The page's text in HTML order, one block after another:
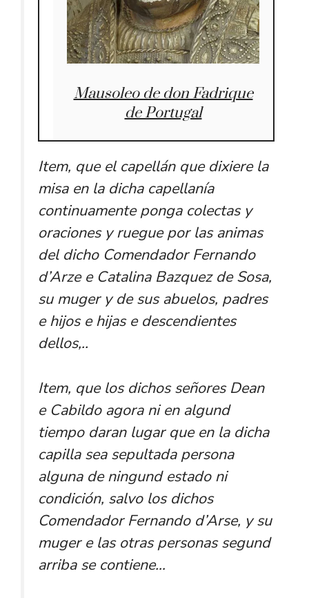
Mausoleo de don Fadrique
de Portugal
Item, que el capellán que dixiere la
misa en la dicha capellanía
continuamente ponga colectas y
oraciones y ruegue por las animas
del dicho Comendador Fernando
d’Arze e Catalina Bazquez de Sosa,
su muger y de sus abuelos, padres
e hijos e hijas e descendientes
dellos,..
Item, que los dichos señores Dean
e Cabildo agora ni en algund
tiempo daran lugar que en la dicha
capilla sea sepultada persona
alguna de ningund estado ni
condición, salvo los dichos
Comendador Fernando d’Arse, y su
muger e las otras personas segund
arriba se contiene…